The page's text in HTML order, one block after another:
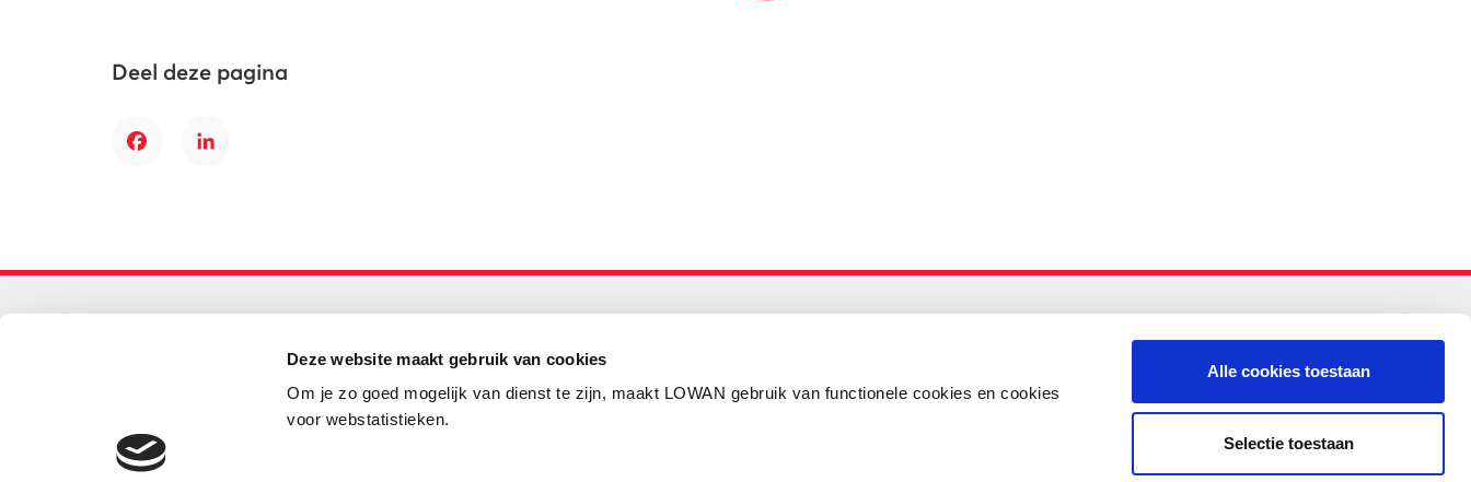
Deze website maakt gebruik van cookies
Om je zo goed mogelijk van dienst te zijn, maakt LOWAN gebruik van functionele cookies en cookies
voor webstatistieken.
Alle cookies toestaan
Selectie toestaan
Deel deze pagina
FacebookLinkedIn
helpdesk@lowanpo.nl